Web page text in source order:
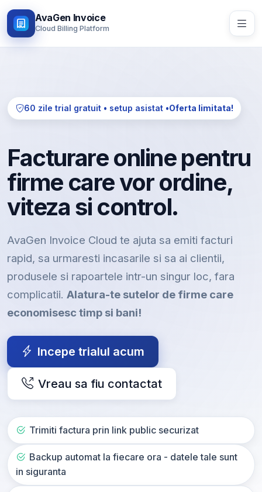
AvaGen Invoice
Cloud Billing Platform
60 zile trial gratuit • setup asistat •Oferta limitata!
Facturare online pentru
firme care vor ordine,
viteza si control.
AvaGen Invoice Cloud te ajuta sa emiti facturi
rapid, sa urmaresti incasarile si sa ai clientii,
produsele si rapoartele intr-un singur loc, fara
complicatii. Alatura-te sutelor de firme care
economisesc timp si bani!
Incepe trialul acum
Vreau sa fiu contactat
Trimiti factura prin link public securizat
Backup automat la fiecare ora - datele tale sunt
in siguranta